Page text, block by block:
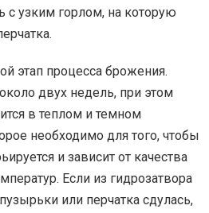
с узким горлом, на которую
этап процесса брожения.
двух недель, при этом
в теплом и темном
необходимо для того, чтобы
и зависит от качества
Если из гидрозатвора
или перчатка сдулась,